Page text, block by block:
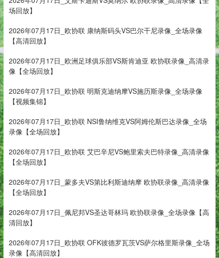
场回放】
2026年07月17日_欧协联 康纳斯码头VS巴尔干尼录像_全场录像
【高清回放】
2026年07月17日_欧洲足球俱乐部VS斯肯迪亚 欧协联录像_高清录
像【全场回放】
2026年07月17日_欧协联 明斯克迪纳摩VS施历斯录像_全场录像
【视频集锦】
2026年07月17日_欧协联 NSI鲁纳维克VS阿姆伦斯巴达录像_全场
录像【全场回放】
2026年07月17日_欧协联 艾巴辛尼VS鲍里索夫巴特录像_高清录像
【全场回放】
2026年07月17日_蒙多夫VS第比利斯迪纳摩 欧协联录像_高清录像
【全场回放】
2026年07月17日_佩尼邦VS圣达哥林玛 欧协联录像_全场录像【高
清回放】
2026年07月17日_欧协联 OFK彼德罗瓦茨VS萨尔格里斯录像_全场
录像【高清回放】